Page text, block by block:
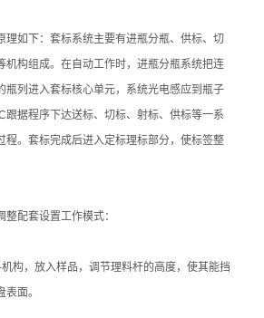
理如下：套标系统主要有进瓶分瓶、供标、切
机构组成。在自动工作时，进瓶分瓶系统把连
瓶列进入套标核心单元，系统光电感应到瓶子
跟据程序下达送标、切标、射标、供标等一系
程。套标完成后进入定标理标部分，使标签整
配套设置工作模式：
，放入样品，调节理料杆的高度，使其能挡
面。